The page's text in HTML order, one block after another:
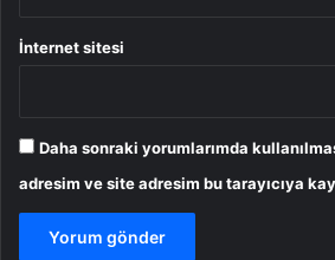
İnternet sitesi
Daha sonraki yorumlarımda
adresim ve site adresim bu tarayıcıya